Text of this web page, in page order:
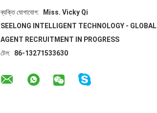
ব্যক্তি যোগাযোগ:
Miss. Vicky Qi
SEELONG INTELLIGENT TECHNOLOGY - GLOBAL
AGENT RECRUITMENT IN PROGRESS
টেল:
86-13271533630